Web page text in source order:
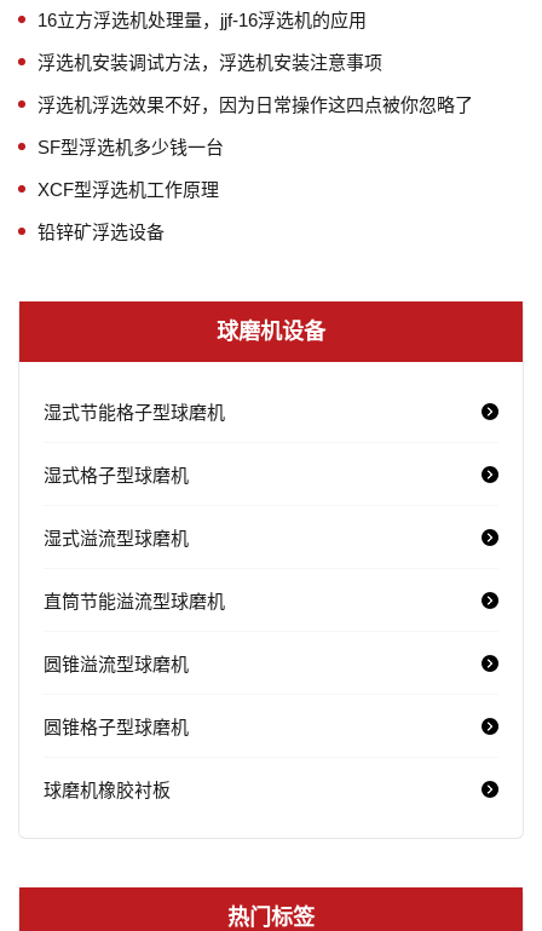
16立方浮选机处理量，jjf-16浮选机的应用
浮选机安装调试方法，浮选机安装注意事项
浮选机浮选效果不好，因为日常操作这四点被你忽略了
SF型浮选机多少钱一台
XCF型浮选机工作原理
铅锌矿浮选设备
球磨机设备
湿式节能格子型球磨机
湿式格子型球磨机
湿式溢流型球磨机
直筒节能溢流型球磨机
圆锥溢流型球磨机
圆锥格子型球磨机
球磨机橡胶衬板
热门标签